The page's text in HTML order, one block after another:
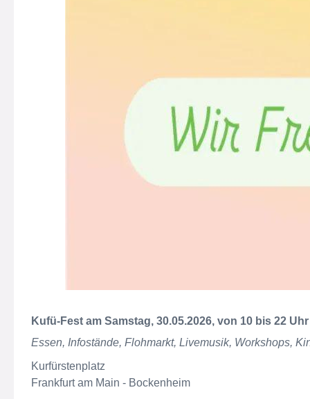
Kufü-Fest am Samstag, 30.05.2026, von 10 bis 22 Uhr
Essen, Infostände, Flohmarkt, Livemusik, Workshops,
Kurfürstenplatz
Frankfurt am Main - Bockenheim